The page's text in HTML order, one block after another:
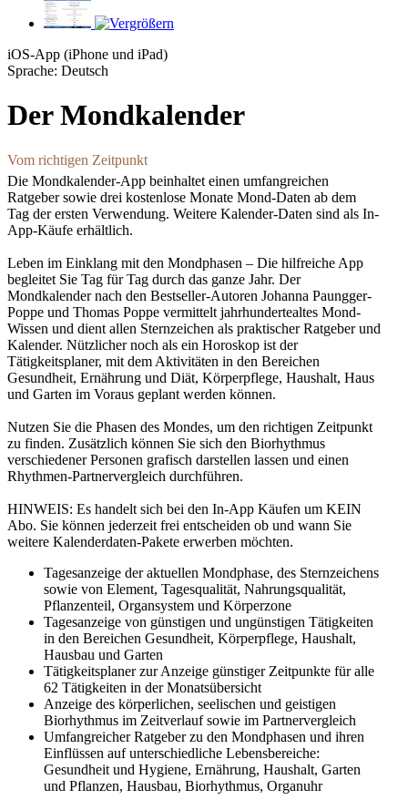
iOS-App (iPhone und iPad)
Sprache: Deutsch
Der Mondkalender
Vom richtigen Zeitpunkt
Die Mondkalender-App beinhaltet einen umfangreichen
Ratgeber sowie drei kostenlose Monate Mond-Daten ab dem
Tag der ersten Verwendung. Weitere Kalender-Daten sind als In-
App-Käufe erhältlich.
Leben im Einklang mit den Mondphasen – Die hilfreiche App
begleitet Sie Tag für Tag durch das ganze Jahr. Der
Mondkalender nach den Bestseller-Autoren Johanna Paungger-
Poppe und Thomas Poppe vermittelt jahrhundertealtes Mond-
Wissen und dient allen Sternzeichen als praktischer Ratgeber und
Kalender. Nützlicher noch als ein Horoskop ist der
Tätigkeitsplaner, mit dem Aktivitäten in den Bereichen
Gesundheit, Ernährung und Diät, Körperpflege, Haushalt, Haus
und Garten im Voraus geplant werden können.
Nutzen Sie die Phasen des Mondes, um den richtigen Zeitpunkt
zu finden. Zusätzlich können Sie sich den Biorhythmus
verschiedener Personen grafisch darstellen lassen und einen
Rhythmen-Partnervergleich durchführen.
HINWEIS: Es handelt sich bei den In-App Käufen um KEIN
Abo. Sie können jederzeit frei entscheiden ob und wann Sie
weitere Kalenderdaten-Pakete erwerben möchten.
Tagesanzeige der aktuellen Mondphase, des Sternzeichens
sowie von Element, Tagesqualität, Nahrungsqualität,
Pflanzenteil, Organsystem und Körperzone
Tagesanzeige von günstigen und ungünstigen Tätigkeiten
in den Bereichen Gesundheit, Körperpflege, Haushalt,
Hausbau und Garten
Tätigkeitsplaner zur Anzeige günstiger Zeitpunkte für alle
62 Tätigkeiten in der Monatsübersicht
Anzeige des körperlichen, seelischen und geistigen
Biorhythmus im Zeitverlauf sowie im Partnervergleich
Umfangreicher Ratgeber zu den Mondphasen und ihren
Einflüssen auf unterschiedliche Lebensbereiche:
Gesundheit und Hygiene, Ernährung, Haushalt, Garten
und Pflanzen, Hausbau, Biorhythmus, Organuhr